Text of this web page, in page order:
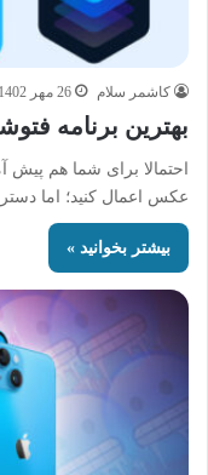
کاشمر سلام 26 مهر 1402
بهترین برنامه
احتمالا برای شما هم پیش
عکس اعمال کنید؛ اما
بیشتر بخوانید »